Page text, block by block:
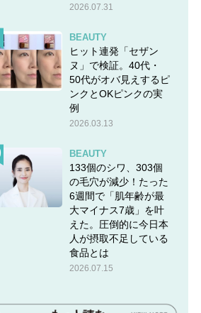
2026.07.31
BEAUTY
ヒット連発「セザン
ヌ」で検証。40代・
50代がオバ見えするピ
ンクとOKピンクの実
例
2026.03.13
BEAUTY
133個のシワ、303個
の毛穴が減少！たった
6週間で「肌年齢が最
大マイナス7歳」を叶
えた。圧倒的に今日本
人が摂取不足している
食品とは
2026.07.15